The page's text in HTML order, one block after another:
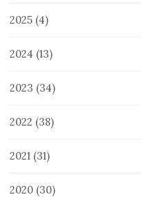
2025 (4)
2024 (13)
2023 (34)
2022 (38)
2021 (31)
2020 (30)